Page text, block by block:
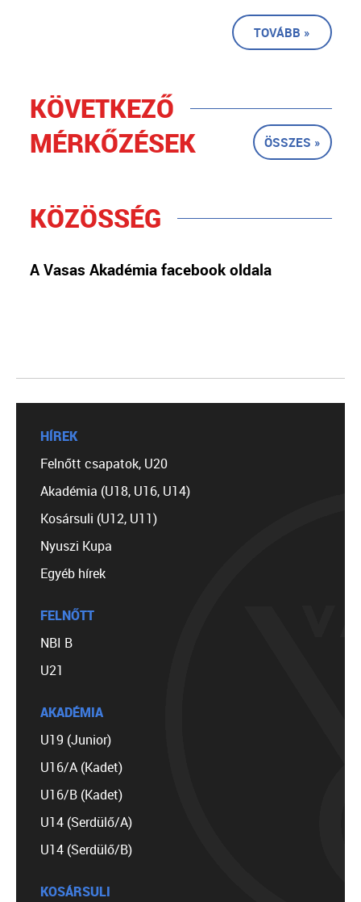
TOVÁBB »
KÖVETKEZŐ
MÉRKŐZÉSEK
ÖSSZES »
KÖZÖSSÉG
A Vasas Akadémia facebook oldala
HÍREK
Felnőtt csapatok, U20
Akadémia (U18, U16, U14)
Kosársuli (U12, U11)
Nyuszi Kupa
Egyéb hírek
FELNŐTT
NBI B
U21
AKADÉMIA
U19 (Junior)
U16/A (Kadet)
U16/B (Kadet)
U14 (Serdülő/A)
U14 (Serdülő/B)
KOSÁRSULI